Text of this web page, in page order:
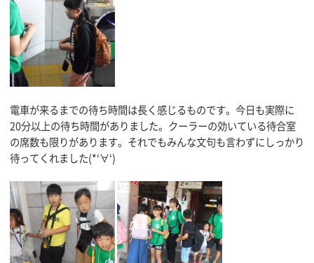
電車が来るまでの待ち時間は長く感じるものです。今日も実際に
20分以上の待ち時間がありました。クーラーの効いている待合室
の席数も限りがあります。それでもみんな文句も言わずにしっかり
待ってくれました(*‘∀‘)